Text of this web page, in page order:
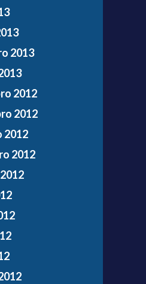
2013
2012
2012
2012
2012